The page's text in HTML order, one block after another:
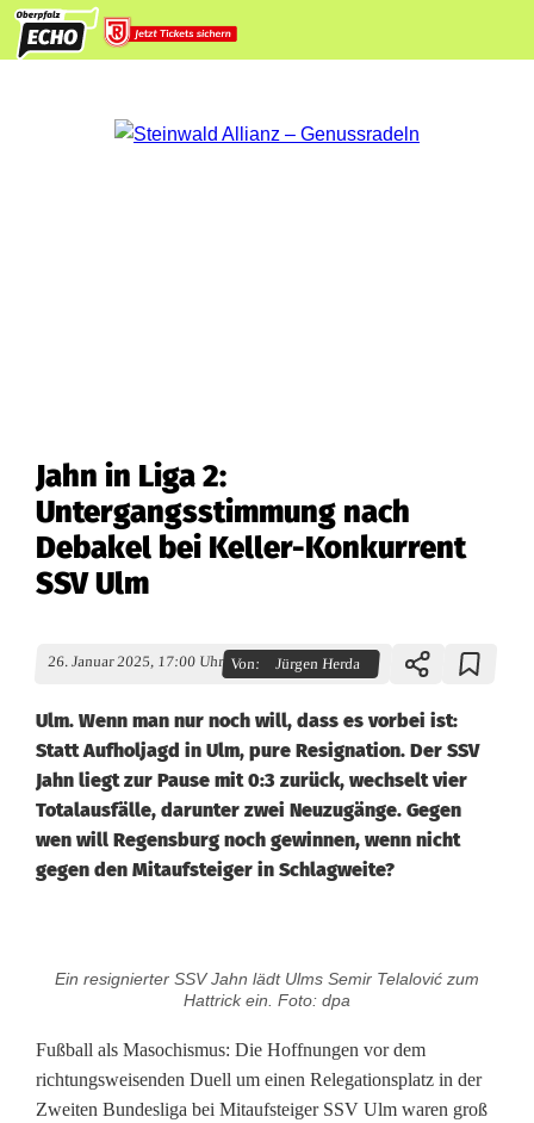
Jahn in Liga 2:
Untergangsstimmung nach
Debakel bei Keller-Konkurrent
SSV Ulm
26. Januar 2025, 17:00 Uhr Von: Jürgen Herda
Ulm. Wenn man nur noch will, dass es vorbei ist:
Statt Aufholjagd in Ulm, pure Resignation. Der SSV
Jahn liegt zur Pause mit 0:3 zurück, wechselt vier
Totalausfälle, darunter zwei Neuzugänge. Gegen
wen will Regensburg noch gewinnen, wenn nicht
gegen den Mitaufsteiger in Schlagweite?
h
n
Ein resignierter SSV Jahn lädt Ulms Semir Telalović zum
Hattrick ein. Foto: dpa
Fußball als Masochismus: Die Hoffnungen vor dem
richtungsweisenden Duell um einen Relegationsplatz in der
Zweiten Bundesliga bei Mitaufsteiger SSV Ulm waren groß